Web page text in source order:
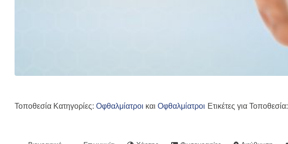
Τοποθεσία Κατηγορίες: Οφθαλμίατροι και Οφθαλμίατροι Ετικέτες για Τοποθεσία: